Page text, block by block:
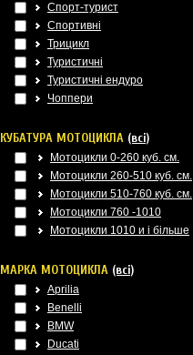
Спорт-турист
Спортивні
Трицикл
Туристичні
Туристичні ендуро
Чоппери
КУБАТУРА МОТОЦИКЛА (всі)
Мотоцикли 0-260 куб. см.
Мотоцикли 260-510 куб. см.
Мотоцикли 510-760 куб. см.
Мотоцикли 760 -1010
Мотоцикли 1010 и і більше
МАРКА МОТОЦИКЛА (всі)
Aprilia
Benelli
BMW
Ducati